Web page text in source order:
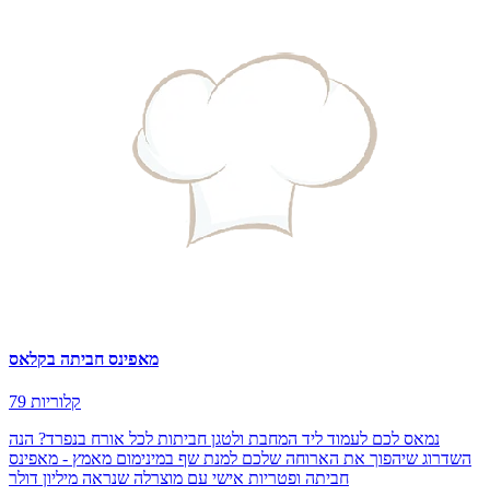
מאפינס חביתה בקלאס
79 קלוריות
נמאס לכם לעמוד ליד המחבת ולטגן חביתות לכל אורח בנפרד? הנה
השדרוג שיהפוך את הארוחה שלכם למנת שף במינימום מאמץ - מאפינס
חביתה ופטריות אישי עם מוצרלה שנראה מיליון דולר